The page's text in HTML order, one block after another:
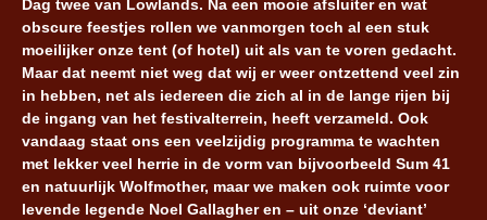
Dag twee van Lowlands. Na een mooie afsluiter en wat
obscure feestjes rollen we vanmorgen toch al een stuk
moeilijker onze tent (of hotel) uit als van te voren gedacht.
Maar dat neemt niet weg dat wij er weer ontzettend veel zin
in hebben, net als iedereen die zich al in de lange rijen bij
de ingang van het festivalterrein, heeft verzameld. Ook
vandaag staat ons een veelzijdig programma te wachten
met lekker veel herrie in de vorm van bijvoorbeeld Sum 41
en natuurlijk Wolfmother, maar we maken ook ruimte voor
levende legende Noel Gallagher en – uit onze ‘deviant’